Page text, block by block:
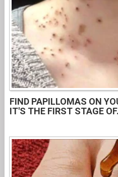
FIND PAPILLOMAS ON
IT'S THE FIRST STAGE